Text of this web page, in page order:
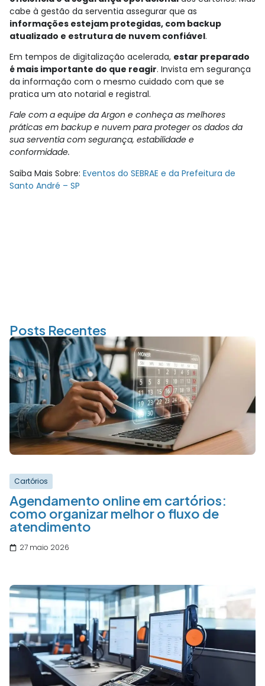
cabe à gestão da serventia assegurar que as
informações estejam protegidas, com backup
atualizado e estrutura de nuvem confiável.
Em tempos de digitalização acelerada, estar preparado
é mais importante do que reagir. Invista em segurança
da informação com o mesmo cuidado com que se
pratica um ato notarial e registral.
Fale com a equipe da Argon e conheça as melhores
práticas em backup e nuvem para proteger os dados da
sua serventia com segurança, estabilidade e
conformidade.
Saiba Mais Sobre: Eventos do SEBRAE e da Prefeitura de
Santo André – SP
Posts Recentes
Cartórios
Agendamento online em cartórios:
como organizar melhor o fluxo de
atendimento
27 maio 2026